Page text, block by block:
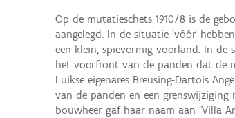
Op de mutatieschets 1910/8 is de
aangelegd. In de situatie 'vóór'
een klein, spievormig voorland. In
het voorfront van de panden dat de
Luikse eigenares Breusing-Dartois
van de panden en een
bouwheer gaf haar naam aan "Villa